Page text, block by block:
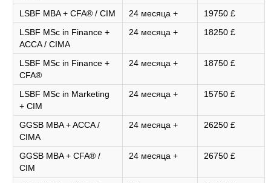
LSBF MBA + CFA® / CIM 24 месяца +
19750 £
LSBF MSc in Finance +
ACCA / CIMA
24 месяца + 18250 £
LSBF MSc in Finance +
CFA®
24 месяца + 18750 £
LSBF MSc in Marketing
+ CIM
24 месяца + 15750 £
GGSB MBA + ACCA /
CIMA
24 месяца + 26250 £
GGSB MBA + CFA® /
CIM
24 месяца + 26750 £